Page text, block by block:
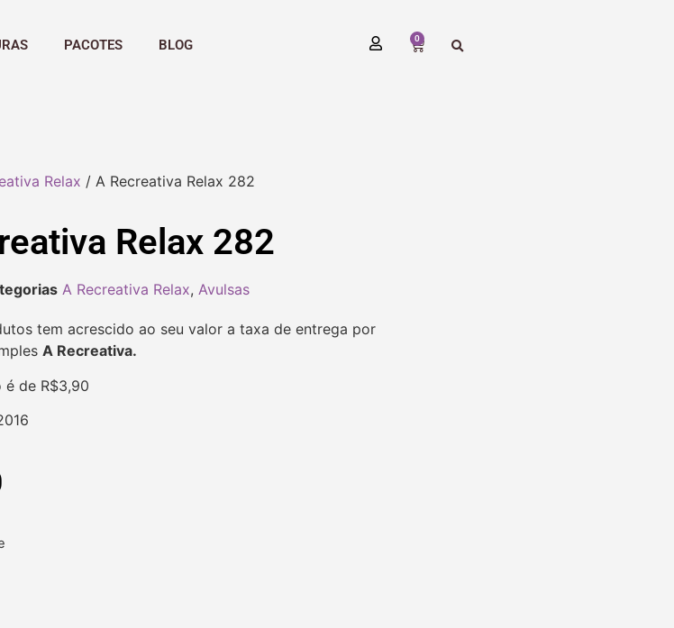
PACOTES BLOG 0
Relax / A Recreativa Relax 282
Relax 282
A Recreativa Relax, Avulsas
tem acrescido ao seu valor a taxa de entrega por
A Recreativa.
de R$3,90